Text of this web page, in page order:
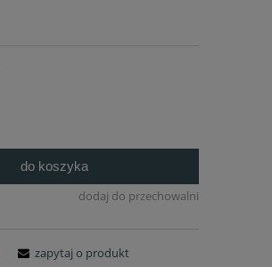
do koszyka
dodaj do przechowalni
zapytaj o produkt